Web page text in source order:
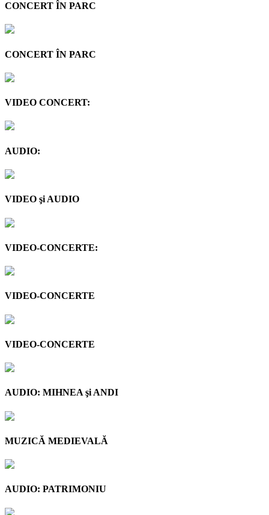
CONCERT ÎN PARC
CONCERT ÎN PARC
VIDEO CONCERT:
AUDIO:
VIDEO şi AUDIO
VIDEO-CONCERTE:
VIDEO-CONCERTE
VIDEO-CONCERTE
AUDIO: MIHNEA şi ANDI
MUZICĂ MEDIEVALĂ
AUDIO: PATRIMONIU